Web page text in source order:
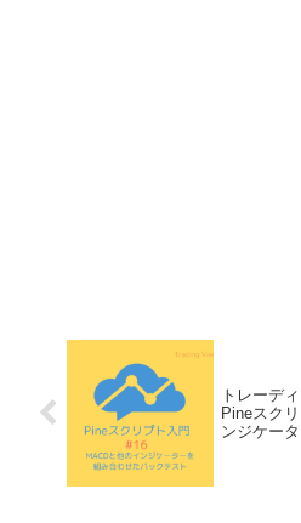
トレーデ
Pineスク
ンジケー